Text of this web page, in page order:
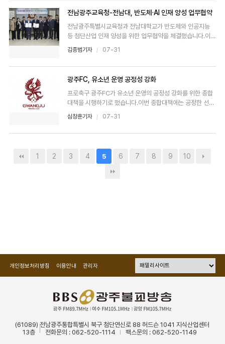
전남광주교육청-전남대, 반도체·AI 인재 양성 업무협약
전남광주특별시교육청과 전남대학교가 반도체와 인공지능
등 첨단산업 인재 양성을 위한 업무협약을 체결했습니다.이번
협약에 따라..
김종범기자 07-31
광주FC, 유소년 운영 공정성 강화
프로축구 광주FC가 유소년 운영의 공정성 강화를 위한 종합
대책을 시행하기로 했습니다.이번 종합대책에는 공정한 선수
선발 ..
심창훈기자 07-31
1 2 3 4 5 6 7 8 9 10
개인정보처리방침 이용안내 관리자
(61089) 전남광주통합특별시 북구 첨단연신로 88 허드슨 1041 지식산업센터
13층
전화문의 : 062-520-1114 팩스문의 : 062-520-1149